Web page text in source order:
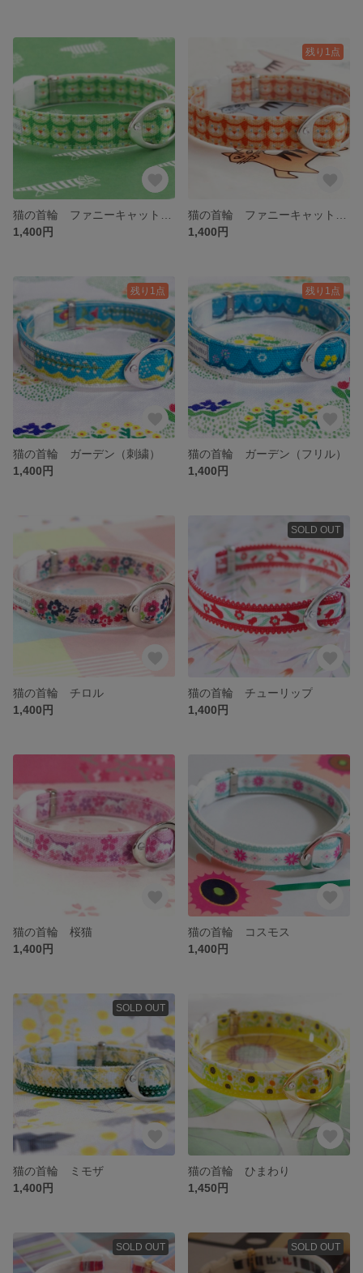
1,400円
残り1点
1,400円
残り1点
猫の首輪 ガーデン（刺繍）
1,400円
残り1点
猫の首輪 ガーデン（フリル）
1,400円
猫の首輪 チロル
1,400円
SOLD OUT
猫の首輪 チューリップ
1,400円
猫の首輪 桜猫
1,400円
猫の首輪 コスモス
1,400円
SOLD OUT
猫の首輪 ミモザ
1,400円
猫の首輪 ひまわり
1,450円
SOLD OUT SOLD OUT